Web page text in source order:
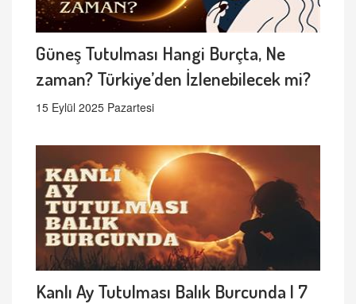
Güneş Tutulması Hangi Burçta, Ne
zaman? Türkiye’den İzlenebilecek mi?
15 Eylül 2025 Pazartesi
Kanlı Ay Tutulması Balık Burcunda | 7